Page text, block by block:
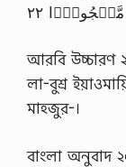
٢٢
আরবি উচ্চারণ
লা-বুশ্র
মাহ্জুর-।
বাংলা অনুবাদ